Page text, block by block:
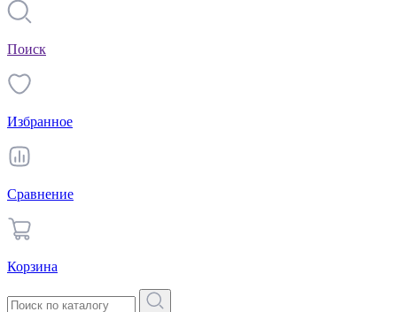
Поиск
Избранное
Сравнение
Корзина